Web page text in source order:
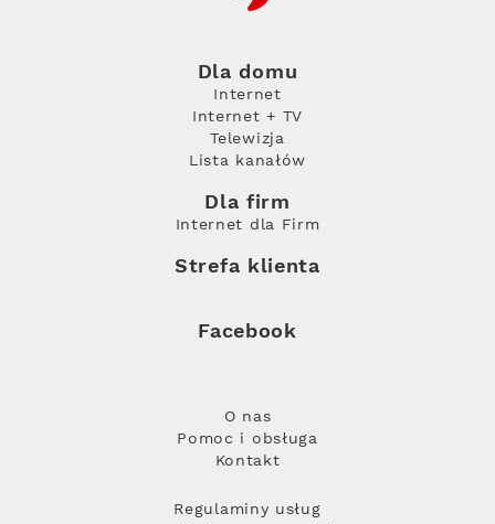
Dla domu
Internet
Internet + TV
Telewizja
Lista kanałów
Dla firm
Internet dla Firm
Strefa klienta
Facebook
O nas
Pomoc i obsługa
Kontakt
Regulaminy usług